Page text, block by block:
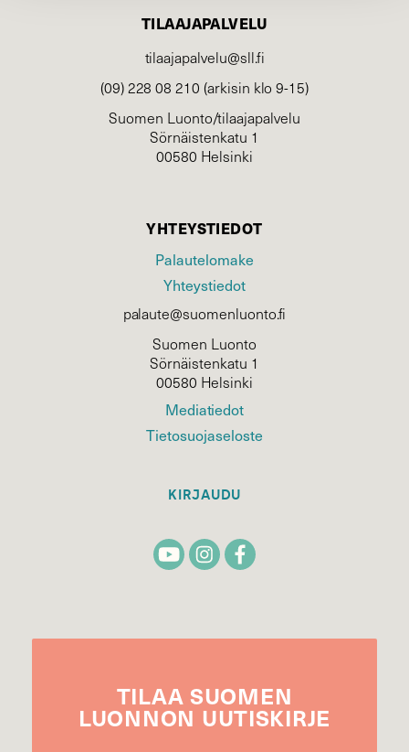
TILAAJAPALVELU
tilaajapalvelu@sll.fi
(09) 228 08 210 (arkisin klo 9-15)
Suomen Luonto/tilaajapalvelu
Sörnäistenkatu 1
00580 Helsinki
YHTEYSTIEDOT
Palautelomake
Yhteystiedot
palaute@suomenluonto.fi
Suomen Luonto
Sörnäistenkatu 1
00580 Helsinki
Mediatiedot
Tietosuojaseloste
KIRJAUDU
TILAA SUOMEN
LUONNON UUTIS­KIRJE